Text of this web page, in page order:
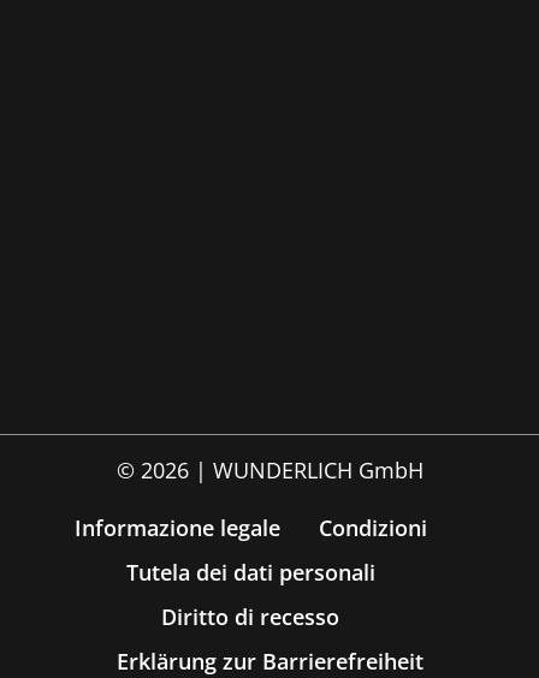
© 2026 | WUNDERLICH GmbH
Informazione legale
Condizioni
Tutela dei dati personali
Diritto di recesso
Erklärung zur Barrierefreiheit